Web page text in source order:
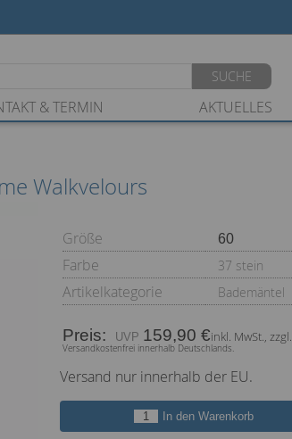
SUCHE
& TERMIN AKTUELLES
Walkvelours
Größe
Farbe
37 stein
Artikelkategorie Bademäntel
Preis: 159,90 €inkl. MwSt., zzgl.
Versandkostenfrei innerhalb Deutschlands.
Versand nur innerhalb der EU.
In den Warenkorb